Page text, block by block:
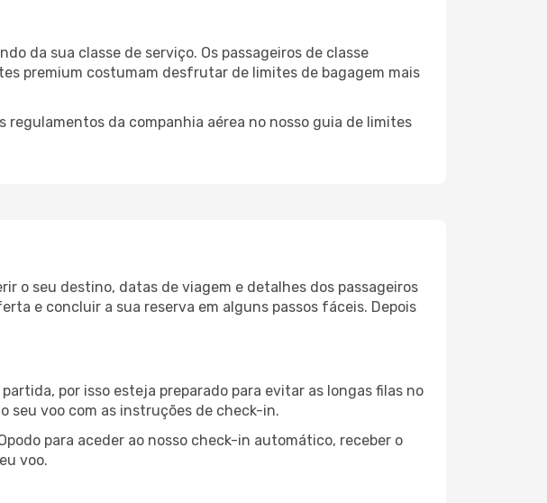
da sua classe de serviço. Os passageiros de classe
premium costumam desfrutar de limites de bagagem mais
da companhia aérea no nosso guia de limites
o seu destino, datas de viagem e detalhes dos passageiros
e concluir a sua reserva em alguns passos fáceis. Depois
por isso esteja preparado para evitar as longas filas no
seu voo com as instruções de check-in.
para aceder ao nosso check-in automático, receber o
voo.